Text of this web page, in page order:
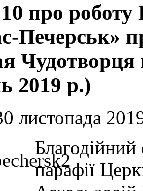
про роботу
Печерськ»
Чудотворця
2019 р.)
листопада
парафії